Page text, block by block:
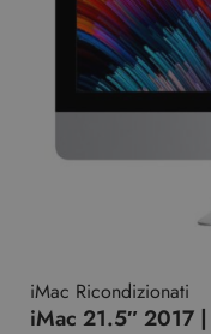
iMac Ricondizionati
iMac 21.5″ 2017